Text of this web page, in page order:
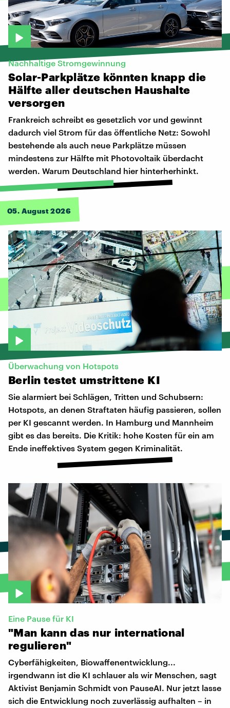
Nachhaltige Stromgewinnung
Solar-Parkplätze könnten knapp die
Hälfte aller deutschen Haushalte
versorgen
Frankreich schreibt es gesetzlich vor und gewinnt
dadurch viel Strom für das öffentliche Netz: Sowohl
bestehende als auch neue Parkplätze müssen
mindestens zur Hälfte mit Photovoltaik überdacht
werden. Warum Deutschland hier hinterherhinkt.
05. August 2026
Überwachung von Hotspots
Berlin testet umstrittene KI
Sie alarmiert bei Schlägen, Tritten und Schubsern:
Hotspots, an denen Straftaten häufig passieren, sollen
per KI gescannt werden. In Hamburg und Mannheim
gibt es das bereits. Die Kritik: hohe Kosten für ein am
Ende ineffektives System gegen Kriminalität.
Eine Pause für KI
"Man kann das nur international
regulieren"
Cyberfähigkeiten, Biowaffenentwicklung...
irgendwann ist die KI schlauer als wir Menschen, sagt
Aktivist Benjamin Schmidt von PauseAI. Nur jetzt lasse
sich die Entwicklung noch zuverlässig aufhalten – in